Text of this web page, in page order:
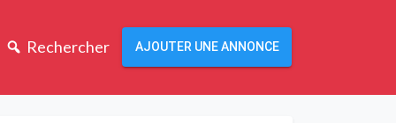
Rechercher AJOUTER UNE ANNONCE